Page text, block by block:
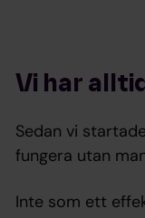
Vi har
Sedan vi
fungera utan
Inte som ett